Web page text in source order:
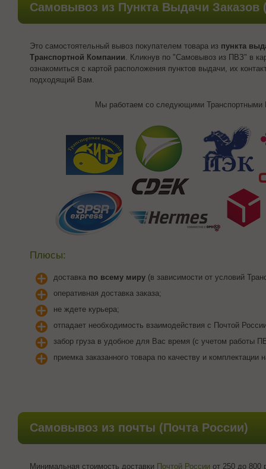
Самовывоз из Пункта Выдачи Заказов
Это самостоятельный вывоз покупателем товара из пункта
Транспортной Компании. Кликнув по "Самовывоз из ПВЗ" в
ознакомиться с картой расположения пунктов выдачи, их
подходящий Вам.
Мы работаем со следующими Транспортными
Плюсы:
доставка по всему миру (в зависимости от условий
оперативная доставка заказа;
не ждете курьера;
отпадает необходимость взаимодействия с Почтой
забор груза в удобное для Вас время (с учетом работы
приемка заказанного товара по качеству и комплектации
Самовывоз из почты (Почта России)
Минимальная стоимость доставки Почтой России от 250 до 800